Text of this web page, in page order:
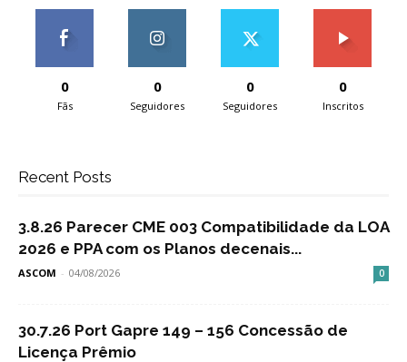
0
Fãs
0
Seguidores
0
Seguidores
0
Inscritos
Recent Posts
3.8.26 Parecer CME 003 Compatibilidade da LOA
2026 e PPA com os Planos decenais...
ASCOM - 04/08/2026 0
30.7.26 Port Gapre 149 – 156 Concessão de
Licença Prêmio